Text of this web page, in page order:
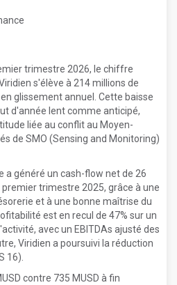
trimestre 2026, le chiffre
s'élève à 214 millions de
glissement annuel. Cette baisse
d'année lent comme anticipé,
liée au conflit au Moyen-
de SMO (Sensing and Monitoring)
a généré un cash-flow net de 26
premier trimestre 2025, grâce à une
et à une bonne maîtrise du
est en recul de 47% sur un
avec un EBITDAs ajusté des
Viridien a poursuivi la réduction
16).
contre 735 MUSD à fin